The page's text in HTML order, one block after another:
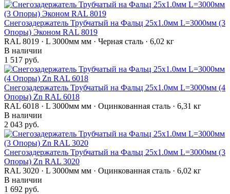
Снегозадержатель Трубчатый на Фальц 25х1.0мм L=3000мм (3
Опоры) Эконом RAL 8019
RAL 8019 · L 3000мм мм · Черная сталь · 6,02 кг
В наличии
1 517 руб.
Снегозадержатель Трубчатый на Фальц 25х1.0мм L=3000мм (4
Опоры) Zn RAL 6018
RAL 6018 · L 3000мм мм · Оцинкованная сталь · 6,31 кг
В наличии
2 043 руб.
Снегозадержатель Трубчатый на Фальц 25х1.0мм L=3000мм (3
Опоры) Zn RAL 3020
RAL 3020 · L 3000мм мм · Оцинкованная сталь · 6,02 кг
В наличии
1 692 руб.